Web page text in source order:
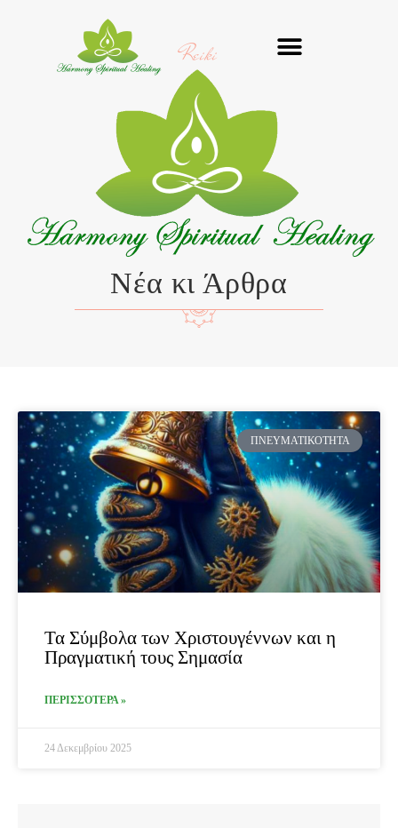
Reiki
Νέα κι Άρθρα
ΠΝΕΥΜΑΤΙΚΌΤΗΤΑ
Τα Σύμβολα των Χριστουγέννων και η
Πραγματική τους Σημασία
ΠΕΡΙΣΣΟΤΕΡΑ »
24 Δεκεμβρίου 2025